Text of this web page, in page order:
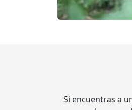
Si encuentras a